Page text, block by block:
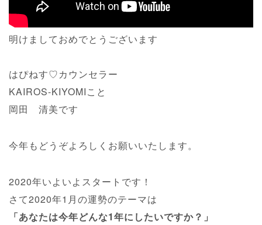
明けましておめでとうございます
はぴねす♡カウンセラー
KAIROS-KIYOMIこと
岡田 清美です
今年もどうぞよろしくお願いいたします。
2020年いよいよスタートです！
さて2020年1月の運勢のテーマは
「あなたは今年どんな1年にしたいですか？」